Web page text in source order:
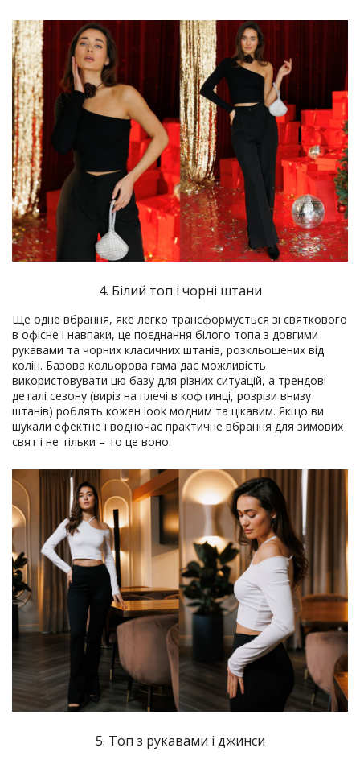
4. Білий топ і чорні штани
Ще одне вбрання, яке легко трансформується зі святкового
в офісне і навпаки, це поєднання білого топа з довгими
рукавами та чорних класичних штанів, розкльошених від
колін. Базова кольорова гама дає можливість
використовувати цю базу для різних ситуацій, а трендові
деталі сезону (виріз на плечі в кофтинці, розрізи внизу
штанів) роблять кожен look модним та цікавим. Якщо ви
шукали ефектне і водночас практичне вбрання для зимових
свят і не тільки – то це воно.
5. Топ з рукавами і джинси